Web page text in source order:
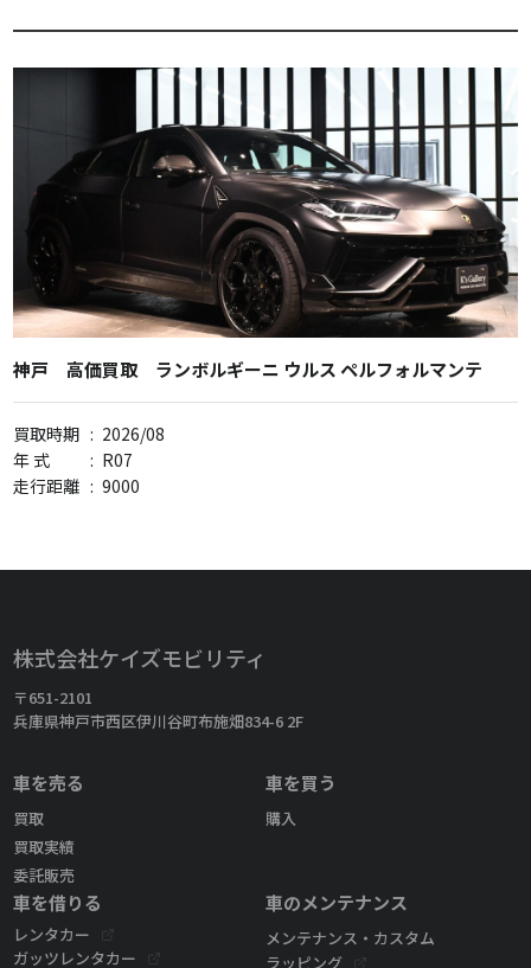
神戸 高価買取 ランボルギーニ ウルス ペルフォルマンテ
買取時期 : 2026/08
年 式
: R07
走行距離 : 9000
株式会社ケイズモビリティ
〒651-2101
兵庫県神戸市西区伊川谷町布施畑834-6 2F
車を売る
買取
買取実績
委託販売
車を買う
購入
車を借りる
レンタカー
ガッツレンタカー
車のメンテナンス
メンテナンス・カスタム
ラッピング